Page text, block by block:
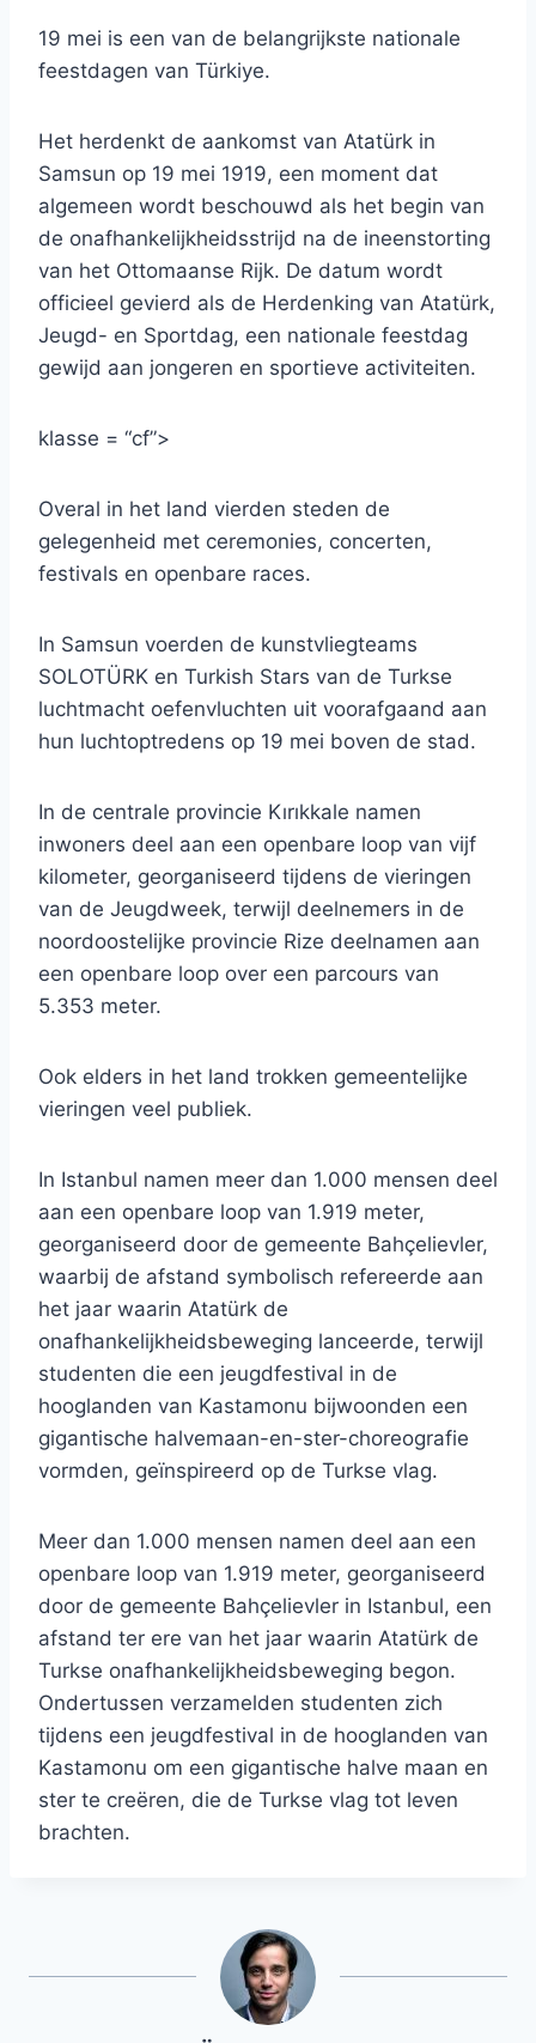
19 mei is een van de belangrijkste nationale
feestdagen van Türkiye.
Het herdenkt de aankomst van Atatürk in
Samsun op 19 mei 1919, een moment dat
algemeen wordt beschouwd als het begin van
de onafhankelijkheidsstrijd na de ineenstorting
van het Ottomaanse Rijk. De datum wordt
officieel gevierd als de Herdenking van Atatürk,
Jeugd- en Sportdag, een nationale feestdag
gewijd aan jongeren en sportieve activiteiten.
klasse = “cf”>
Overal in het land vierden steden de
gelegenheid met ceremonies, concerten,
festivals en openbare races.
In Samsun voerden de kunstvliegteams
SOLOTÜRK en Turkish Stars van de Turkse
luchtmacht oefenvluchten uit voorafgaand aan
hun luchtoptredens op 19 mei boven de stad.
In de centrale provincie Kırıkkale namen
inwoners deel aan een openbare loop van vijf
kilometer, georganiseerd tijdens de vieringen
van de Jeugdweek, terwijl deelnemers in de
noordoostelijke provincie Rize deelnamen aan
een openbare loop over een parcours van
5.353 meter.
Ook elders in het land trokken gemeentelijke
vieringen veel publiek.
In Istanbul namen meer dan 1.000 mensen deel
aan een openbare loop van 1.919 meter,
georganiseerd door de gemeente Bahçelievler,
waarbij de afstand symbolisch refereerde aan
het jaar waarin Atatürk de
onafhankelijkheidsbeweging lanceerde, terwijl
studenten die een jeugdfestival in de
hooglanden van Kastamonu bijwoonden een
gigantische halvemaan-en-ster-choreografie
vormden, geïnspireerd op de Turkse vlag.
Meer dan 1.000 mensen namen deel aan een
openbare loop van 1.919 meter, georganiseerd
door de gemeente Bahçelievler in Istanbul, een
afstand ter ere van het jaar waarin Atatürk de
Turkse onafhankelijkheidsbeweging begon.
Ondertussen verzamelden studenten zich
tijdens een jeugdfestival in de hooglanden van
Kastamonu om een ​​gigantische halve maan en
ster te creëren, die de Turkse vlag tot leven
brachten.